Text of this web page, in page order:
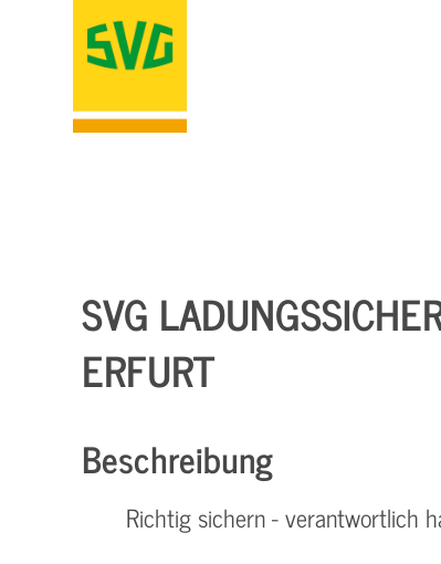
SVG
ERFURT
Beschreibung
Richtig sichern - verantwortlich